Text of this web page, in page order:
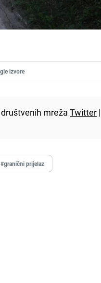
izvore
društvenih mrežaTwitter |
#granični prijelaz